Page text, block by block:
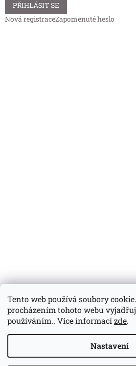
Tento web používá soubory
procházením tohoto webu
používáním.. Více informacízde.
Nastavení
PŘIHLÁSIT SE
Nová registraceZapomenuté heslo